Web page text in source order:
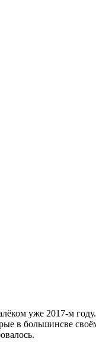
уже 2017-м
в большинсве